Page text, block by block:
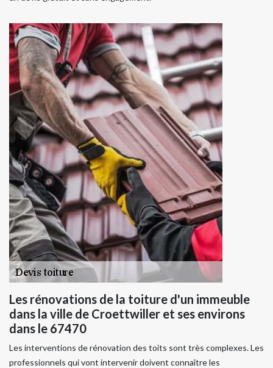
Les rénovations de la toiture d'un immeuble
dans la ville de Croettwiller et ses environs
dans le 67470
Les interventions de rénovation des toits sont très complexes. Les
professionnels qui vont intervenir doivent connaître les